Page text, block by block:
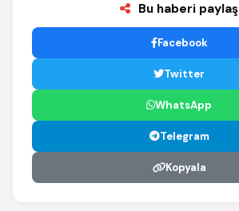
Bu haberi paylaş
Facebook
Twitter
WhatsApp
Telegram
Kopyala